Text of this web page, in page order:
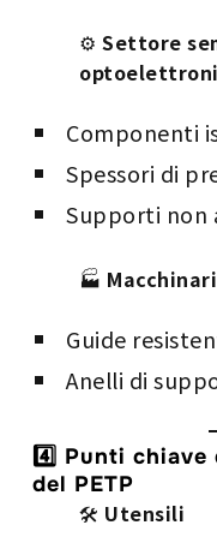
⚙️Settore
Componenti
Spessori di
Supporti non
🏭
Guide
Anelli di
4️⃣ Punti
del PETP
🛠 Utensili